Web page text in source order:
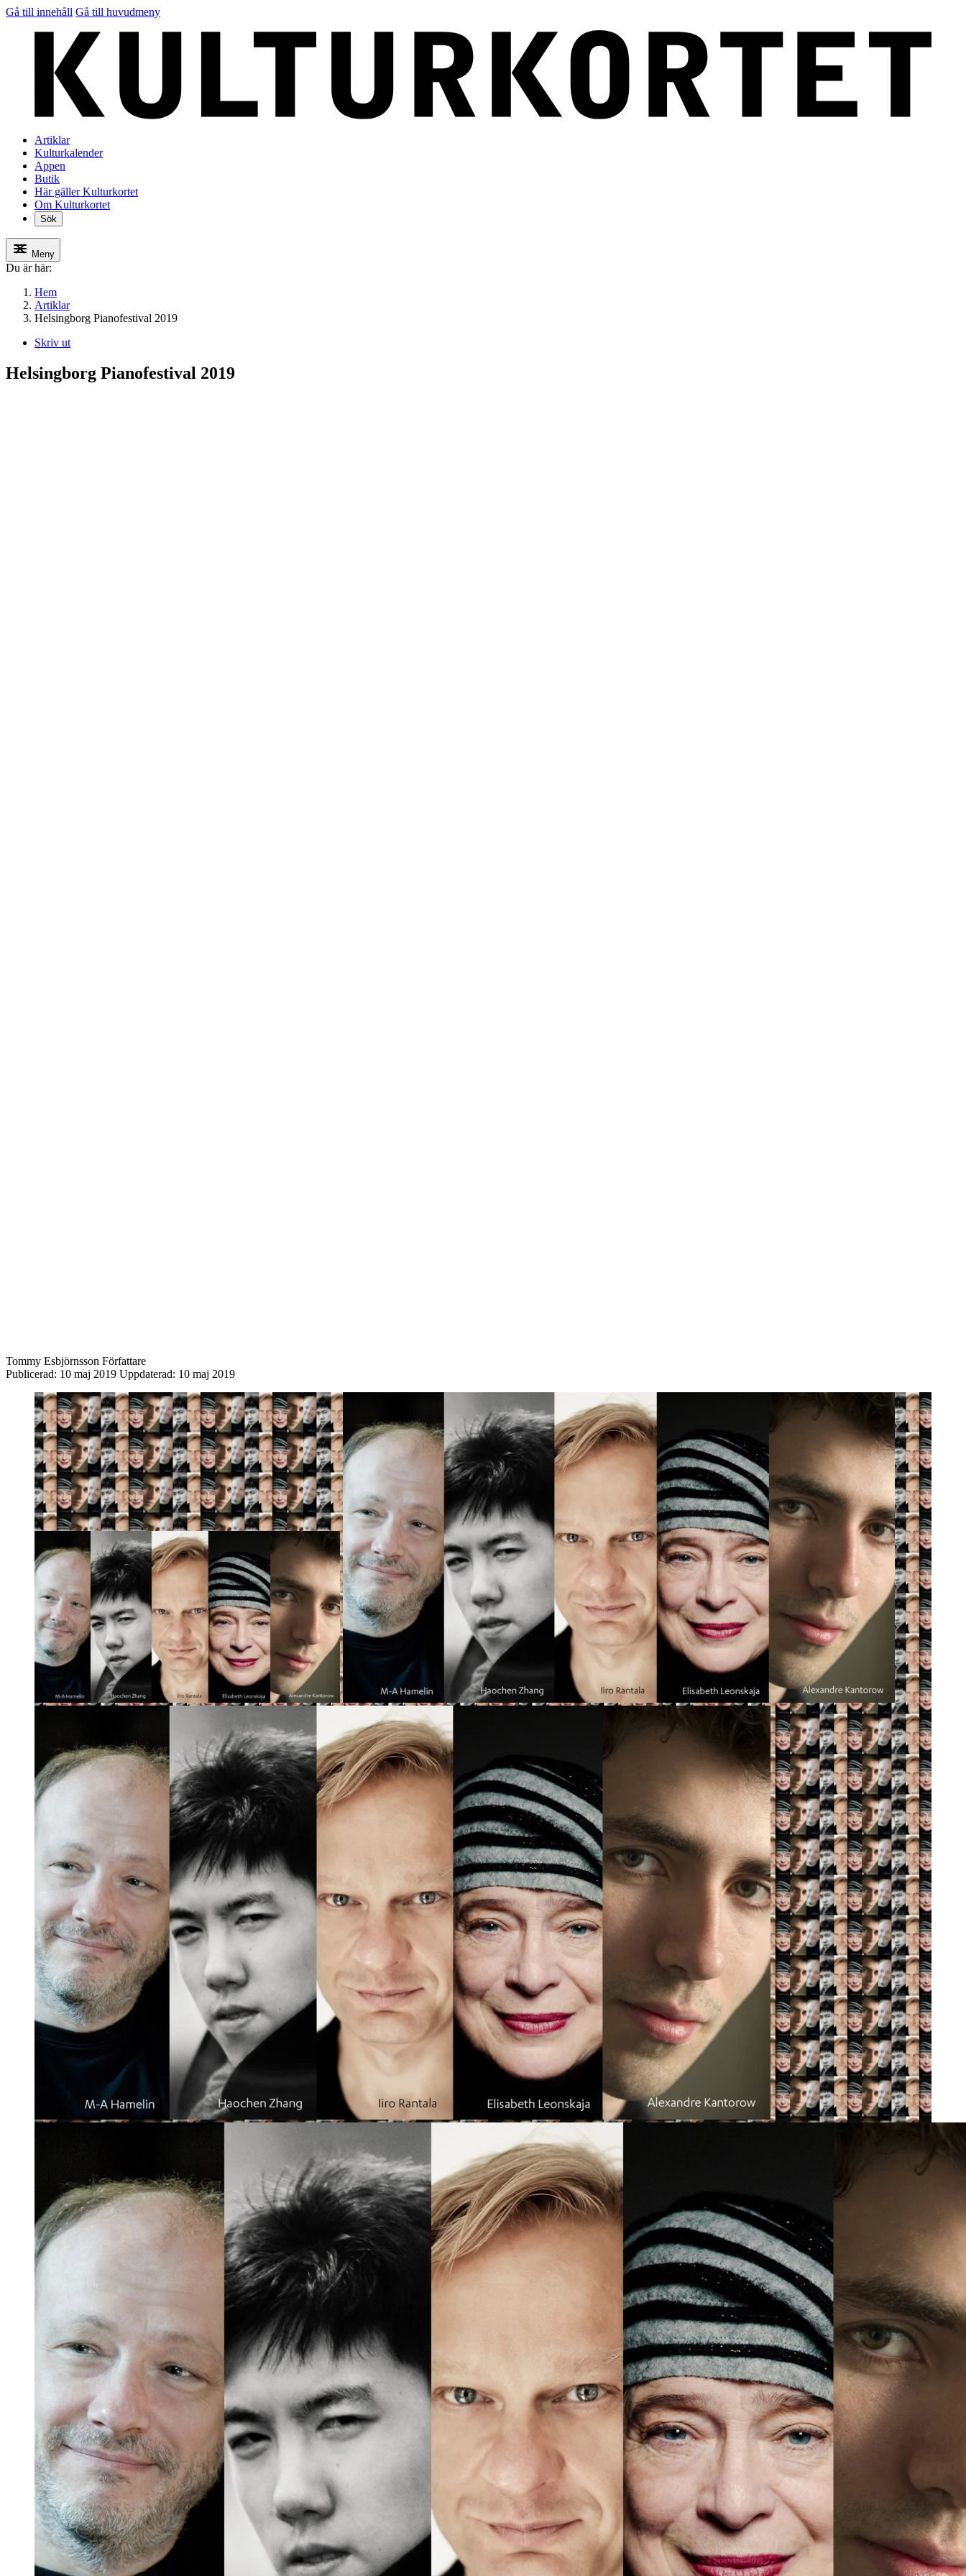
Gå till innehåll Gå till huvudmeny
Artiklar
Kulturkalender
Appen
Butik
Här gäller Kulturkortet
Om Kulturkortet
Sök
Meny
Du är här:
Hem
Artiklar
Helsingborg Pianofestival 2019
Skriv ut
Helsingborg Pianofestival 2019
Tommy Esbjörnsson Författare
Publicerad: 10 maj 2019 Uppdaterad: 10 maj 2019